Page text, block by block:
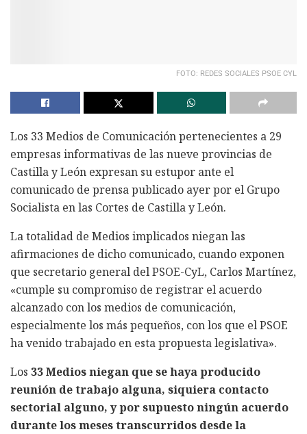
FOTO: REDES SOCIALES PSOE CYL
Los 33 Medios de Comunicación pertenecientes a 29
empresas informativas de las nueve provincias de
Castilla y León expresan su estupor ante el
comunicado de prensa publicado ayer por el Grupo
Socialista en las Cortes de Castilla y León.
La totalidad de Medios implicados niegan las
afirmaciones de dicho comunicado, cuando exponen
que secretario general del PSOE-CyL, Carlos Martínez,
«cumple su compromiso de registrar el acuerdo
alcanzado con los medios de comunicación,
especialmente los más pequeños, con los que el PSOE
ha venido trabajado en esta propuesta legislativa».
Los 33 Medios niegan que se haya producido
reunión de trabajo alguna, siquiera contacto
sectorial alguno, y por supuesto ningún acuerdo
durante los meses transcurridos desde la